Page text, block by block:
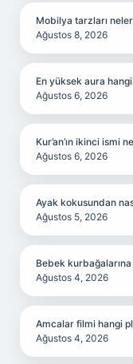
Mobilya tarzları
Ağustos 8, 2026
En yüksek aura
Ağustos 6, 2026
Kur’an’ın ikinci ismi
Ağustos 6, 2026
Ayak kokusundan
Ağustos 5, 2026
Bebek
Ağustos 4, 2026
Amcalar filmi hangi
Ağustos 4, 2026